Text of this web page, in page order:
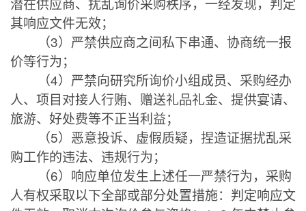
其响应文件无效；
（3）严禁供应商之间私下串通、协商统一报
价等行为；
（4）严禁向研究所询价小组成员、采购经办
人、项目对接人行贿、赠送礼品礼金、提供宴请、
旅游、好处费等不正当利益；
（5）恶意投诉、虚假质疑，捏造证据扰乱采
购工作的违法、违规行为；
（6）响应单位发生上述任一严禁行为，采购
人有权采取以下全部或部分处置措施：判定响应文